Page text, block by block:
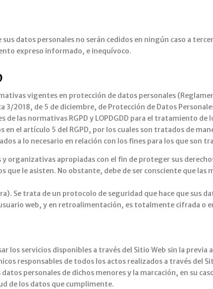
datos personales no serán cedidos en ningún caso a
expreso informado, e inequívoco.
vigentes en protección de datos personales
3/2018, de 5 de diciembre, de Protección de Datos
de las normativas RGPD y LOPDGDD para el tratamiento
el artículo 5 del RGPD, por los cuales son tratados de
a lo necesario en relación con los fines para los que son
y organizativas apropiadas con el fin de proteger sus
que le asisten. No obstante, debe de ser consciente que
Se trata de un protocolo de seguridad que hace que sus
web, y en retroalimentación, es totalmente cifrada o
los servicios disponibles a través del Sitio Web sin la
responsables de todos los actos realizados a través del
personales de dichos menores y la marcación, en su
de los datos que cumplimente.